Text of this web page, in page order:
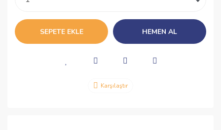
SEPETE EKLE HEMEN AL
Karşılaştır